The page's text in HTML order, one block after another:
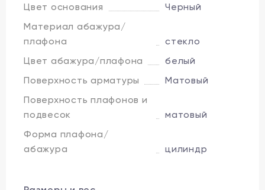
Цвет основания
Черный
Материал абажура/
плафона
стекло
Цвет абажура/плафона
белый
Поверхность арматуры
Матовый
Поверхность плафонов и
подвесок
матовый
Форма плафона/
абажура
цилиндр